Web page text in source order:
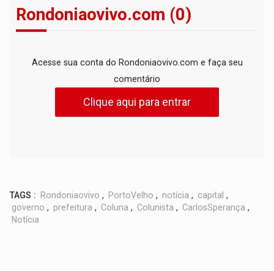
Rondoniaovivo.com (0)
Acesse sua conta do Rondoniaovivo.com e faça seu
comentário
Clique aqui para entrar
TAGS : Rondoniaovivo , PortoVelho , notícia , capital ,
governo , prefeitura , Coluna , Colunista , CarlosSperança ,
Notícia